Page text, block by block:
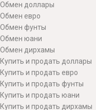
Обмен доллары
Обмен евро
Обмен фунты
Обмен юани
Обмен дирхамы
Купить и продать доллары
Купить и продать евро
Купить и продать фунты
Купить и продать юани
Купить и продать дирхамы